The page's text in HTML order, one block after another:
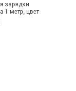
зарядки
1 метр, цвет